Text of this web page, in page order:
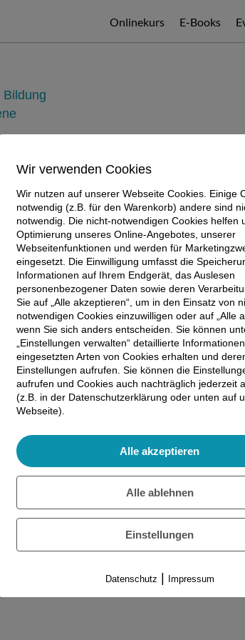
Onlinekurs E-Books
Bildung
Conta Gromberg & Brigitte
Wir verwenden Cookies
Wir nutzen auf unserer Webseite Cookies. Einige
notwendig (z.B. für den Warenkorb) andere sind
notwendig. Die nicht-notwendigen Cookies helfen
Optimierung unseres Online-Angebotes, unserer
Webseitenfunktionen und werden für
eingesetzt. Die Einwilligung umfasst die
Informationen auf Ihrem Endgerät, das Auslesen
personenbezogener Daten sowie deren
Sie auf „Alle akzeptieren“, um in den Einsatz von
notwendigen Cookies einzuwilligen oder auf „Alle
wenn Sie sich anders entscheiden. Sie können
„Einstellungen verwalten“ detaillierte
eingesetzten Arten von Cookies erhalten und
Einstellungen aufrufen. Sie können die
aufrufen und Cookies auch nachträglich jederzeit
(z.B. in der Datenschutzerklärung oder unten auf
Webseite).
Alle akzeptieren
Alle ablehnen
Einstellungen
Datenschutz Impressum